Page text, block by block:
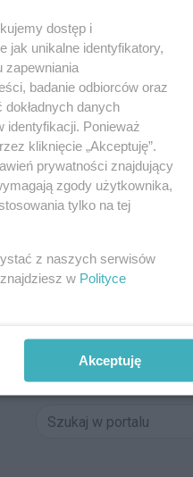
Zapisz się do
Dołącz do grona ludzi
poinformowanych!
Zapisz się »
dostęp i
jak unikalne identyfikatory,
zapewniania
badanie odbiorców oraz
danych
identyfikacji. Ponieważ
kliknięcie „Akceptuję”.
prywatności znajdujący
zgody użytkownika,
tylko na tej
z naszych serwisów
w Polityce
Akceptuję